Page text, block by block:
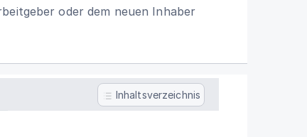
oder dem neuen Inhaber
Inhaltsverzeichnis